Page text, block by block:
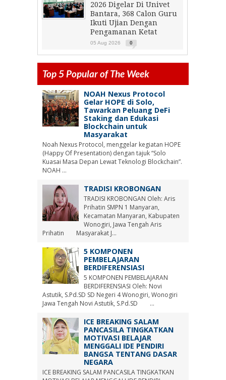
2026 Digelar Di Univet
Bantara, 368 Calon Guru
Ikuti Ujian Dengan
Pengamanan Ketat
05 Aug 2026 0
Top 5 Popular of The Week
NOAH Nexus Protocol
Gelar HOPE di Solo,
Tawarkan Peluang DeFi
Staking dan Edukasi
Blockchain untuk
Masyarakat
Noah Nexus Protocol, menggelar kegiatan HOPE
(Happy Of Presentation) dengan tajuk “Solo
Kuasai Masa Depan Lewat Teknologi Blockchain”.
NOAH ...
TRADISI KROBONGAN
TRADISI KROBONGAN Oleh: Aris
Prihatin SMPN 1 Manyaran,
Kecamatan Manyaran, Kabupaten
Wonogiri, Jawa Tengah Aris
Prihatin Masyarakat J...
5 KOMPONEN
PEMBELAJARAN
BERDIFERENSIASI
5 KOMPONEN PEMBELAJARAN
BERDIFERENSIASI Oleh: Novi
Astutik, S.Pd.SD SD Negeri 4 Wonogiri, Wonogiri
Jawa Tengah Novi Astutik, S.Pd.SD ...
ICE BREAKING SALAM
PANCASILA TINGKATKAN
MOTIVASI BELAJAR
MENGGALI IDE PENDIRI
BANGSA TENTANG DASAR
NEGARA
ICE BREAKING SALAM PANCASILA TINGKATKAN